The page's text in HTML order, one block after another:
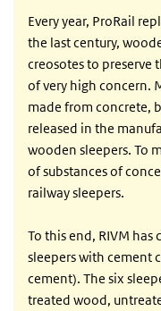
Every year, ProRail
the last century,
creosotes to preserve
of very high concern.
made from concrete,
released in the
wooden sleepers. To
of substances of
railway sleepers.
To this end, RIVM
sleepers with cement
cement). The six
treated wood,